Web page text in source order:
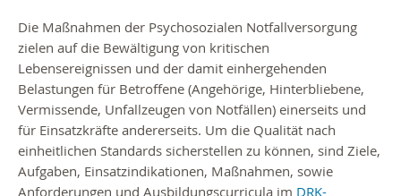
Die Maßnahmen der Psychosozialen Notfallversorgung
zielen auf die Bewältigung von kritischen
Lebensereignissen und der damit einhergehenden
Belastungen für Betroffene (Angehörige, Hinterbliebene,
Vermissende, Unfallzeugen von Notfällen) einerseits und
für Einsatzkräfte andererseits. Um die Qualität nach
einheitlichen Standards sicherstellen zu können, sind Ziele,
Aufgaben, Einsatzindikationen, Maßnahmen, sowie
Anforderungen und Ausbildungscurricula im DRK-